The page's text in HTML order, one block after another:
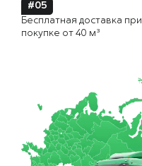
#05
Бесплатная доставка при
покупке от 40 м³